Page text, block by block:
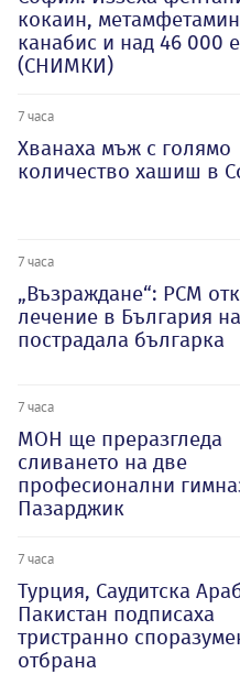
кокаин,
канабис и над 46 000
(СНИМКИ)
7 часа
Хванаха мъж с голямо
количество хашиш в
7 часа
„Възраждане“: РСМ
лечение в България на
пострадала българка
7 часа
МОН ще преразгледа
сливането на две
професионални
Пазарджик
7 часа
Турция, Саудитска
Пакистан подписаха
тристранно
отбрана